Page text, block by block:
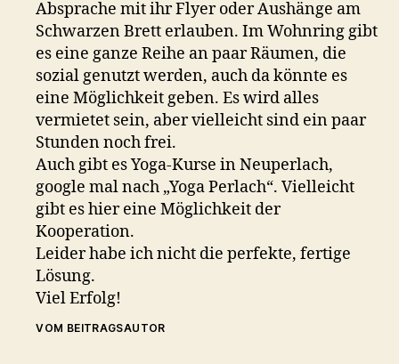
Absprache mit ihr Flyer oder Aushänge am
Schwarzen Brett erlauben. Im Wohnring gibt
es eine ganze Reihe an paar Räumen, die
sozial genutzt werden, auch da könnte es
eine Möglichkeit geben. Es wird alles
vermietet sein, aber vielleicht sind ein paar
Stunden noch frei.
Auch gibt es Yoga-Kurse in Neuperlach,
google mal nach „Yoga Perlach“. Vielleicht
gibt es hier eine Möglichkeit der
Kooperation.
Leider habe ich nicht die perfekte, fertige
Lösung.
Viel Erfolg!
VOM BEITRAGSAUTOR